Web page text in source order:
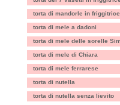
torta di mandorle in friggitrice
torta di mele a dadoni
torta di mele delle sorelle
torta di mele di Chiara
torta di mele ferrarese
torta di nutella
torta di nutella senza lievito